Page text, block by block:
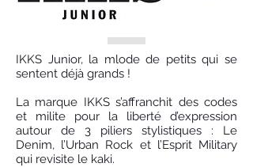
IKKS Junior, la mlode de petits qui se
sentent déjà grands !
La marque IKKS s’affranchit des codes
et milite pour la liberté d’expression
autour de 3 piliers stylistiques : Le
Denim, l’Urban Rock et l’Esprit Military
qui revisite le kaki.